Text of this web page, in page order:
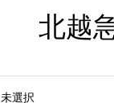
北越
未選択